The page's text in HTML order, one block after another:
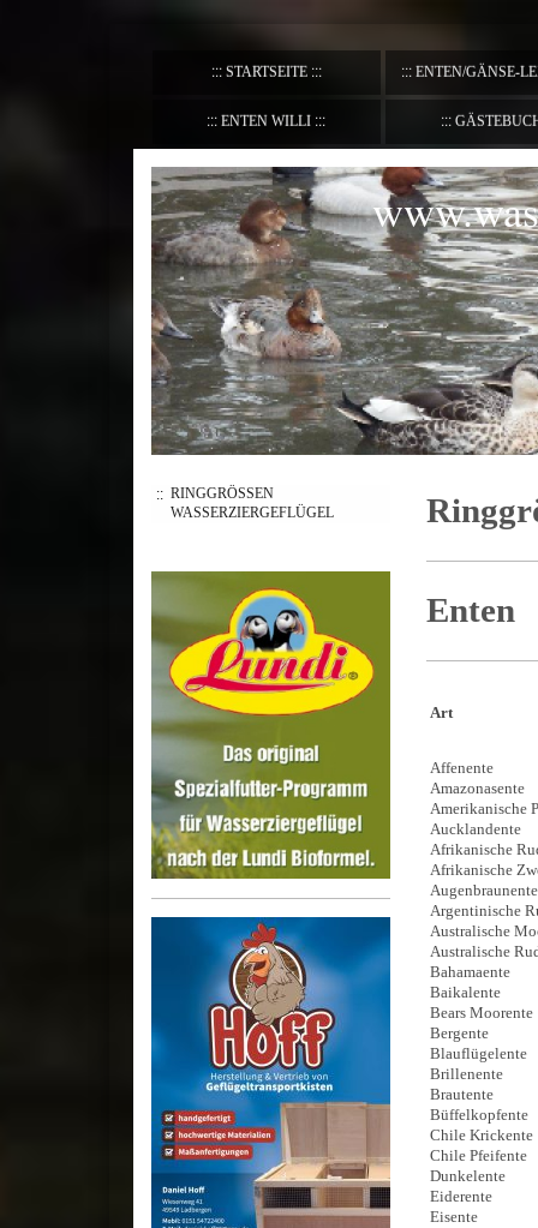
STARTSEITE ENTEN/GÄNSE-
ENTEN WILLI
Enten
Art
Affenente
Amazonasente
Aucklandente
Afrikanische
Afrikanische
Australische
Australische
Bahamaente
Baikalente
Bears
Bergente
Brillenente
Brautente
Chile
Chile
Dunkelente
Eiderente
Eisente
RINGGRÖSSEN W
ASSERZIERGEFLÜGEL